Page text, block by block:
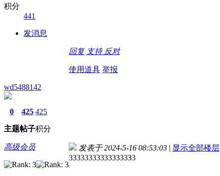
积分
441
发消息
回复 支持 反对
使用道具 举报
wd5488142
0
主题
425
帖子
425
积分
高级会员 发表于 2024-5-16 08:53:03 | 显示全部楼层
33333333333333333